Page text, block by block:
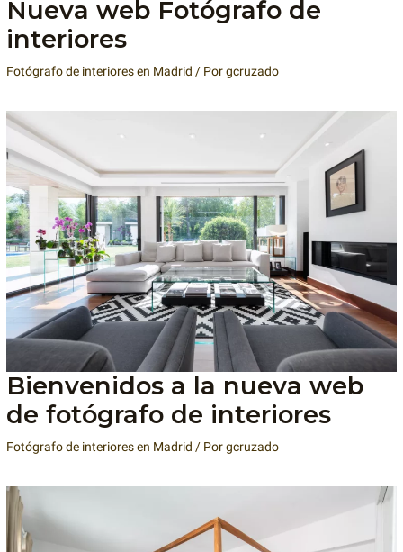
Nueva web Fotógrafo de
interiores
Fotógrafo de interiores en Madrid / Porgcruzado
Bienvenidos a la nueva web
de fotógrafo de interiores
Fotógrafo de interiores en Madrid / Porgcruzado